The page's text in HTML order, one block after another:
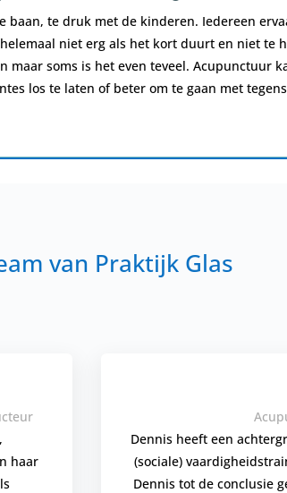
baan, te druk met de kinderen. Iedereen
niet erg als het kort duurt en niet te
maar soms is het even teveel. Acupunctuur
los te laten of beter om te gaan met
van Praktijk Glas
haar
Dennis heeft een
(sociale)
Dennis tot de conclusie